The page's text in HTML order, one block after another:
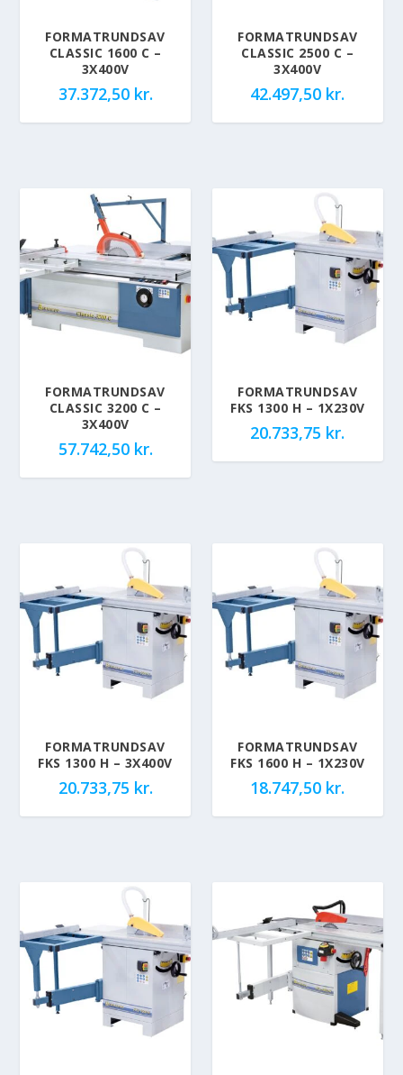
FORMATRUNDSAV
CLASSIC 1600 C –
3X400V
37.372,50 kr.
FORMATRUNDSAV
CLASSIC 2500 C –
3X400V
42.497,50 kr.
FORMATRUNDSAV
CLASSIC 3200 C –
3X400V
57.742,50 kr.
FORMATRUNDSAV
FKS 1300 H – 1X230V
20.733,75 kr.
FORMATRUNDSAV
FKS 1300 H – 3X400V
20.733,75 kr.
FORMATRUNDSAV
FKS 1600 H – 1X230V
18.747,50 kr.